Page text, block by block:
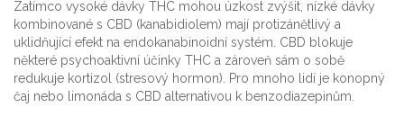
Zatímco vysoké dávky THC mohou úzkost zvýšit, nízké dávky
kombinované s CBD (kanabidiolem) mají protizánětlivý a
uklidňující efekt na endokanabinoidní systém. CBD blokuje
některé psychoaktivní účinky THC a zároveň sám o sobě
redukuje kortizol (stresový hormon). Pro mnoho lidí je konopný
čaj nebo limonáda s CBD alternativou k benzodiazepinům.